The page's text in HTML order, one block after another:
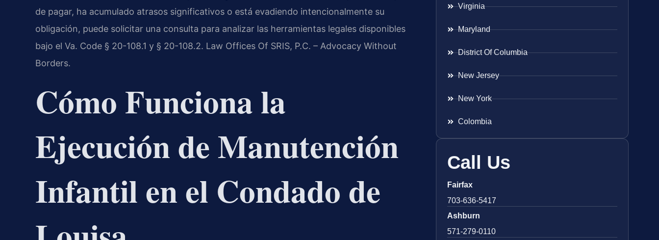
de pagar, ha acumulado atrasos significativos o está evadiendo intencionalmente su
obligación, puede solicitar una consulta para analizar las herramientas legales disponibles
bajo el Va. Code § 20-108.1 y § 20-108.2. Law Offices Of SRIS, P.C. – Advocacy Without
Borders.
Cómo Funciona la
Ejecución de Manutención
Infantil en el Condado de
Virginia
Maryland
District Of Columbia
New Jersey
New York
Colombia
Call Us
Fairfax
703-636-5417
Ashburn
571-279-0110